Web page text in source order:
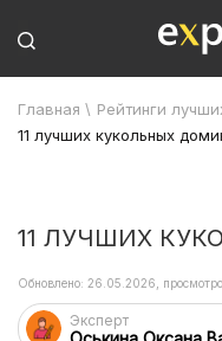
Главная \ Рейтинги
11 лучших кукольных
11 ЛУЧШИХ
Эксперт
Обновлено: 26.05.2026,